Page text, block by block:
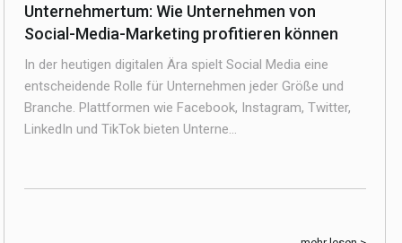
Unternehmertum: Wie Unternehmen von
Social-Media-Marketing profitieren können
In der heutigen digitalen Ära spielt Social Media eine
entscheidende Rolle für Unternehmen jeder Größe und
Branche. Plattformen wie Facebook, Instagram, Twitter,
LinkedIn und TikTok bieten Unterne...